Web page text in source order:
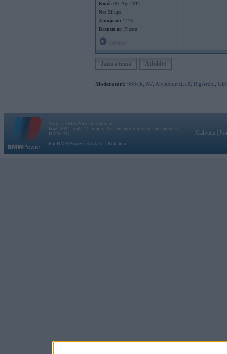
Kopš: 30. Apr 2011
No: Zilupe
Ziņojumi: 1413
Braucu ar: Plostu
Jauna tēma Atbildēt
Moderatori: 968-jk AV AiwaShuraLLP, BigArchi
Vortāls BMWPower.lv darbojas
kopš 2002. gada 14. maija. Tas nav auto klubs un nav saistīts ar
BMW AG.
Par BMWPower
Kontakti Reklāma
Galvena